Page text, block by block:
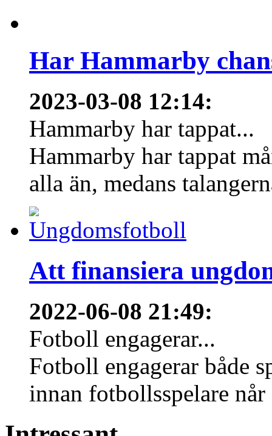
Har Hammarby
2023-03-08 12:14:
Hammarby har tappat...
Hammarby har tappat
alla än, medans
Att finansiera
2022-06-08 21:49:
Fotboll engagerar...
Fotboll engagerar både
innan fotbollsspelare